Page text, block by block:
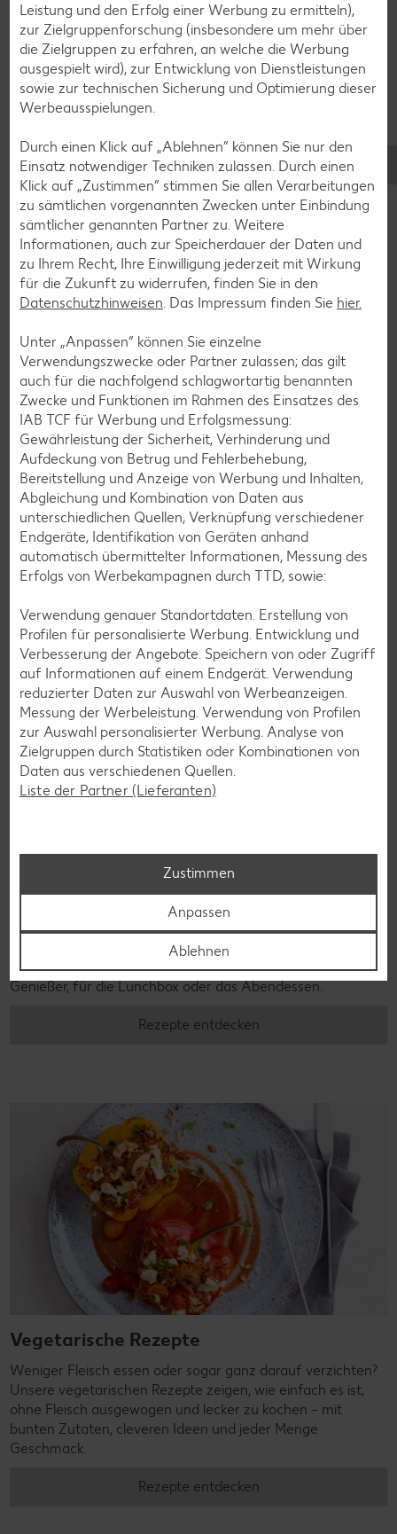
Blaubeer-Rezepte
Bananen-Rezepte
Glutenfreie Rezepte
Wer auf Gluten verzichtet, muss nicht automatisch auf
Vielfalt und Geschmack verzichten. Ob süß oder herzhaft –
mit unseren glutenfreien Rezepten zauberst du dir Gerichte,
die nicht nur verträglich, sondern auch richtig lecker sind.
Rezepte entdecken
Laktosefreie Rezepte
Laktoseintoleranz muss dich kulinarisch nicht ausbremsen,
denn es geht auch ohne. Unsere laktosefreien Rezepte
bringen Vielfalt auf den Tisch – für große und kleine
Genießer, für die Lunchbox oder das Abendessen.
Rezepte entdecken
Vegetarische Rezepte
Weniger Fleisch essen oder sogar ganz darauf verzichten?
Unsere vegetarischen Rezepte zeigen, wie einfach es ist,
ohne Fleisch ausgewogen und lecker zu kochen – mit
bunten Zutaten, cleveren Ideen und jeder Menge
Geschmack.
Rezepte entdecken
Leistung und den Erfolg einer Werbung zu ermitteln),
zur Zielgruppenforschung (insbesondere um mehr über
die Zielgruppen zu erfahren, an welche die Werbung
ausgespielt wird), zur Entwicklung von Dienstleistungen
sowie zur technischen Sicherung und Optimierung dieser
Werbeausspielungen.
Durch einen Klick auf „Ablehnen“ können Sie nur den
Einsatz notwendiger Techniken zulassen. Durch einen
Klick auf „Zustimmen“ stimmen Sie allen Verarbeitungen
zu sämtlichen vorgenannten Zwecken unter Einbindung
sämtlicher genannten Partner zu. Weitere
Informationen, auch zur Speicherdauer der Daten und
zu Ihrem Recht, Ihre Einwilligung jederzeit mit Wirkung
für die Zukunft zu widerrufen, finden Sie in den
Datenschutzhinweisen . Das Impressum finden Sie hier.
Unter „Anpassen“ können Sie einzelne
Verwendungszwecke oder Partner zulassen; das gilt
auch für die nachfolgend schlagwortartig benannten
Zwecke und Funktionen im Rahmen des Einsatzes des
IAB TCF für Werbung und Erfolgsmessung:
Gewährleistung der Sicherheit, Verhinderung und
Aufdeckung von Betrug und Fehlerbehebung,
Bereitstellung und Anzeige von Werbung und Inhalten,
Abgleichung und Kombination von Daten aus
unterschiedlichen Quellen, Verknüpfung verschiedener
Endgeräte, Identifikation von Geräten anhand
automatisch übermittelter Informationen, Messung des
Erfolgs von Werbekampagnen durch TTD, sowie:
Verwendung genauer Standortdaten. Erstellung von
Profilen für personalisierte Werbung. Entwicklung und
Verbesserung der Angebote. Speichern von oder Zugriff
auf Informationen auf einem Endgerät. Verwendung
reduzierter Daten zur Auswahl von Werbeanzeigen.
Messung der Werbeleistung. Verwendung von Profilen
zur Auswahl personalisierter Werbung. Analyse von
Zielgruppen durch Statistiken oder Kombinationen von
Daten aus verschiedenen Quellen.
Liste der Partner (Lieferanten)
Zustimmen
Anpassen
Ablehnen